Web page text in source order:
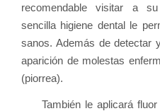
recomendable visitar a
sencilla higiene dental le
sanos. Además de detectar
aparición de molestas
(piorrea).
También le aplicará fluor